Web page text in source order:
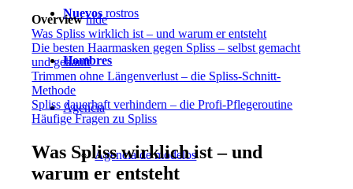
Nuevos rostros
Hombres
Agencia
Agencia de modelos
Overview hide
Was Spliss wirklich ist – und warum er entsteht
Die besten Haarmasken gegen Spliss – selbst gemacht
und gekauft
Trimmen ohne Längenverlust – die Spliss-Schnitt-
Methode
Spliss dauerhaft verhindern – die Profi-Pflegeroutine
Häufige Fragen zu Spliss
Was Spliss wirklich ist – und
warum er entsteht